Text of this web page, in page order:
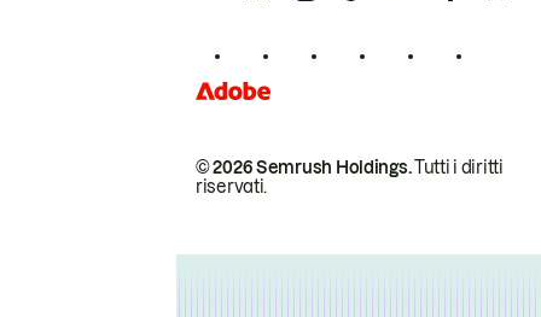
© 2026 Semrush Holdings.Tutti i diritti
riservati.